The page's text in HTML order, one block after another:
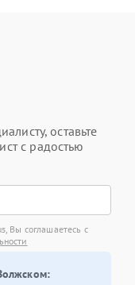
оставьте
с радостью
Вы соглашаетесь с